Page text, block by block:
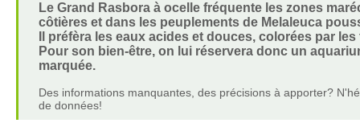
Le Grand Rasbora à ocelle fréquente les zones
côtières et dans les peuplements de Melaleuca
Il préfèra les eaux acides et douces, colorées par
Pour son bien-être, on lui réservera donc un
marquée.
Des informations manquantes, des précisions à apporter?
de données!